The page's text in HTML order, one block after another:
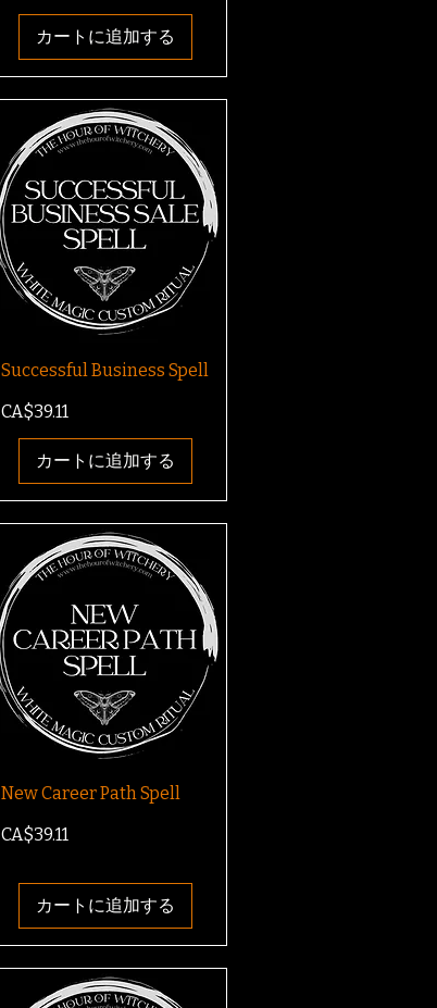
カートに追加する
Successful Business Spell
価格
CA$39.11
カートに追加する
New Career Path Spell
価格
CA$39.11
カートに追加する